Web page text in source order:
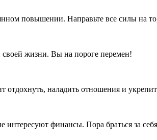
повышении. Направьте все силы на
жизни. Вы на пороге перемен!
отдохнуть, наладить отношения и
финансы. Пора браться за